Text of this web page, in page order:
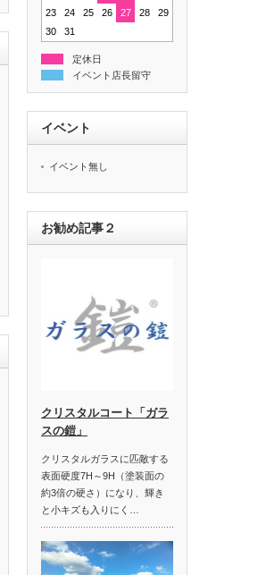
23
24 25 26 27 28
29
30
31
定休日
イベント店長留守
イベント
イベント無し
お勧め記事２
クリスタルコート「ガラ
スの鎧」
クリスタルガラスに匹敵する
表面硬度7H～9H（塗装面の
約3倍の硬さ）になり、輝き
と小キズも入りにく…